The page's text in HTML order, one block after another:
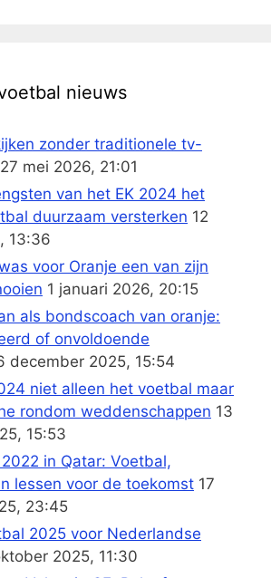
nieuws
zonder traditionele tv-
27 mei 2026, 21:01
van het EK 2024 het
duurzaam versterken 12
13:36
voor Oranje een van zijn
1 januari 2026, 20:15
als bondscoach van oranje:
of onvoldoende
december 2025, 15:54
niet alleen het voetbal maar
rondom weddenschappen 13
15:53
in Qatar: Voetbal,
lessen voor de toekomst 17
23:45
2025 voor Nederlandse
2025, 11:30